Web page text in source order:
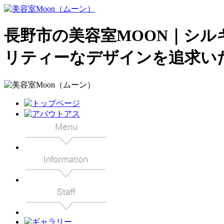
長野市の美容室MOON｜シ
リティーなデザインを追求い